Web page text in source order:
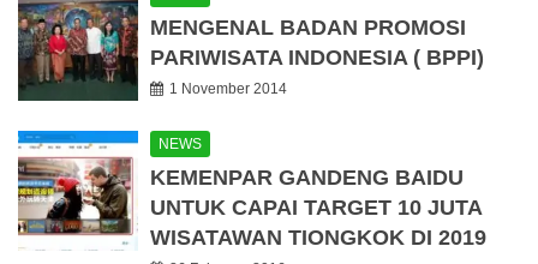
MENGENAL BADAN PROMOSI
PARIWISATA INDONESIA ( BPPI)
1 November 2014
NEWS
KEMENPAR GANDENG BAIDU
UNTUK CAPAI TARGET 10 JUTA
WISATAWAN TIONGKOK DI 2019